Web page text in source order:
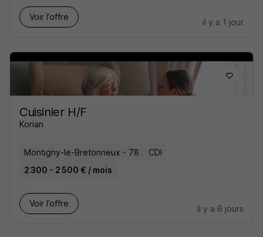
Voir l’offre
il y a 1 jour
Cuisinier H/F
Korian
Montigny-le-Bretonneux - 78
CDI
2 300 - 2 500 € / mois
Voir l’offre
il y a 6 jours